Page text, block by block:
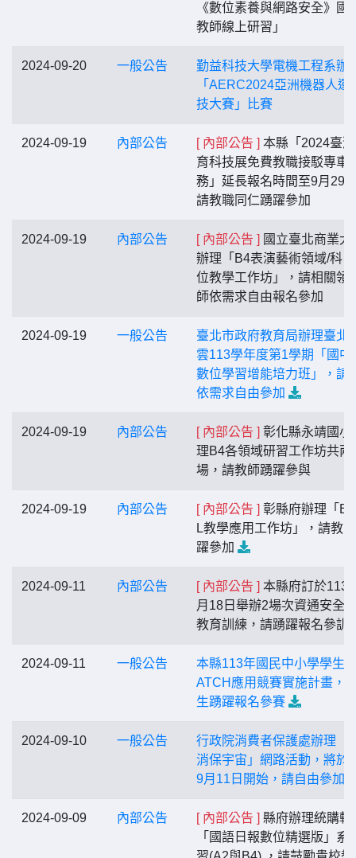
《數位素養與網路安全》國
教師線上研習」
2024-09-20 一般公告
勤益科技大學電機工程系辦
「AERC2024亞洲機器人運
技大賽」比賽
2024-09-19 內部公告 [ 內部公告 ] 本縣「2024臺
育科技展免費教職接駁專車
務」延長報名時間至9月29
請教職同仁踴躍參加
2024-09-19 內部公告 [ 內部公告 ] 國立臺北商業大
辦理「B4表演藝術領域/科
位教學工作坊」，請相關領
師依需求自由報名參加
2024-09-19 一般公告
臺北市政府教育局辦理臺北
雲113學年度第1學期「國中
數位學習增能培力班」，請
依需求自由參加
2024-09-19 內部公告 [ 內部公告 ] 彰化縣永靖國小
理B4各領域研習工作坊共兩
場，請教師踴躍參與
2024-09-19 內部公告 [ 內部公告 ] 彰縣府辦理「
L教學應用工作坊」，請教
躍參加
2024-09-11 內部公告 [ 內部公告 ] 本縣府訂於113
月18日舉辦2場次資通安全
教育訓練，請踴躍報名參訓
2024-09-11 一般公告
本縣113年國民中小學學生
ATCH應用競賽實施計畫，
生踴躍報名參賽
2024-09-10 一般公告
行政院消費者保護處辦理「
消保宇宙」網路活動，將於
9月11日開始，請自由參加
2024-09-09 內部公告 [ 內部公告 ] 縣府辦理統購軟
「國語日報數位精選版」系